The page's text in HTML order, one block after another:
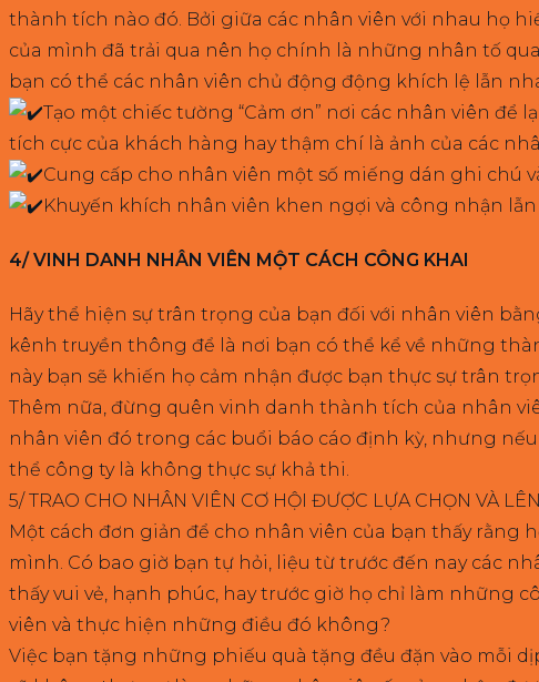
thành tích nào đó. Bởi giữa các nhân viên với nhau họ
của mình đã trải qua nên họ chính là những nhân tố
bạn có thể các nhân viên chủ động động khích lệ lẫn
Tạo một chiếc tường “Cảm ơn” nơi các nhân viên
tích cực của khách hàng hay thậm chí là ảnh của các
Cung cấp cho nhân viên một số miếng dán ghi
Khuyến khích nhân viên khen ngợi và công nhận
4/ VINH DANH NHÂN VIÊN MỘT CÁCH CÔNG KHAI
Hãy thể hiện sự trân trọng của bạn đối với nhân viên
kênh truyền thông để là nơi bạn có thể kể về những
này bạn sẽ khiến họ cảm nhận được bạn thực sự trân
Thêm nữa, đừng quên vinh danh thành tích của nhân
nhân viên đó trong các buổi báo cáo định kỳ, nhưng
thể công ty là không thực sự khả thi.
5/ TRAO CHO NHÂN VIÊN CƠ HỘI ĐƯỢC LỰA CHỌN VÀ
Một cách đơn giản để cho nhân viên của bạn thấy
mình. Có bao giờ bạn tự hỏi, liệu từ trước đến nay các
thấy vui vẻ, hạnh phúc, hay trước giờ họ chỉ làm những
viên và thực hiện những điều đó không?
Việc bạn tặng những phiếu quà tặng đều đặn vào mỗi